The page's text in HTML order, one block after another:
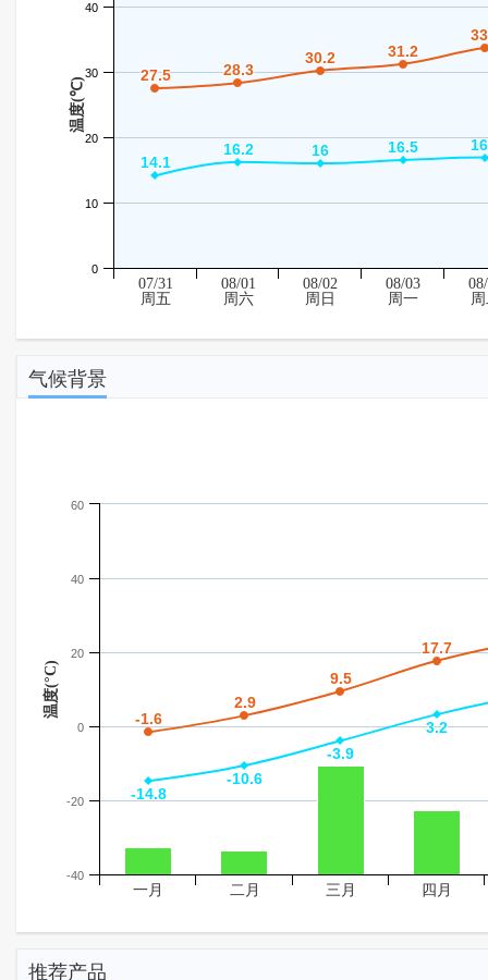
温度(℃)
27.5
27.5 28.3
28.3
30.2
30.2 31.2
31.2
14.1
14.1
16.2
16.2 16
16 16.5
16.5
0
10
20
30
40
07/31
周五
08/01
周六
08/02
周日
08/03
周一
气候背景
温度(°C) -1.6
-1.6
2.9
2.9
9.5
9.5
17.7
17.7
-14.8
-14.8
-10.6
-10.6
-3.9
-3.9
3.2
3.2
一月 二月 三月 四月
-40
-20
0
20
40
60
推荐产品